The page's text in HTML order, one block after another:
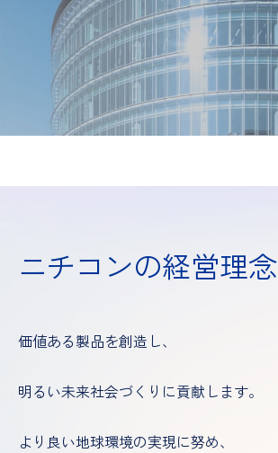
ニチコンの経営理念
価値ある製品を創造し、
明るい未来社会づくりに貢献します。
より良い地球環境の実現に努め、